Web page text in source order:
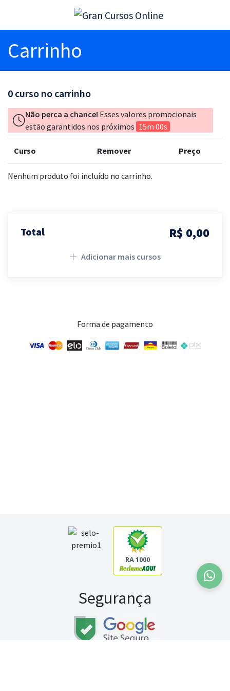
Carrinho
0 curso no carrinho
Não perca a chance! Esses valores promocionais
estão garantidos nos próximos 15m 00s
Curso Remover Preço
Nenhum produto foi incluído no carrinho.
Total R$ 0,00
Adicionar mais cursos
Forma de pagamento
RA 1000
Segurança